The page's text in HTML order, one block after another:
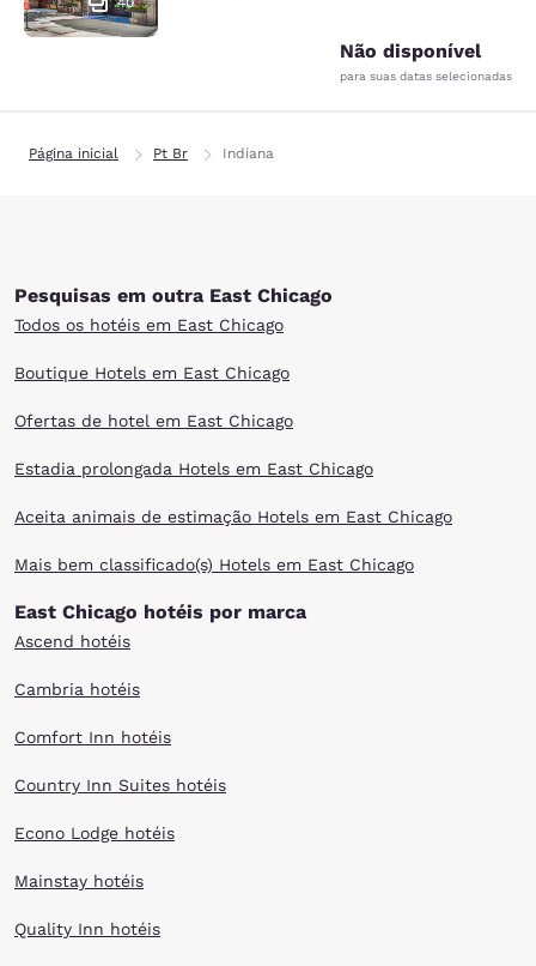
Não disponível
para suas datas selecionadas
Página inicial Pt Br Indiana
Pesquisas em outra East Chicago
Todos os hotéis em East Chicago
Boutique Hotels em East Chicago
Ofertas de hotel em East Chicago
Estadia prolongada Hotels em East Chicago
Aceita animais de estimação Hotels em East Chicago
Mais bem classificado(s) Hotels em East Chicago
East Chicago hotéis por marca
Ascend hotéis
Cambria hotéis
Comfort Inn hotéis
Country Inn Suites hotéis
Econo Lodge hotéis
Mainstay hotéis
Quality Inn hotéis